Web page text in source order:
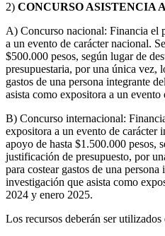
2) CONCURSO ASISTENCIA
A) Concurso nacional: Financia el
a un evento de carácter nacional.
$500.000 pesos, según lugar de
presupuestaria, por una única vez,
gastos de una persona integrante
asista como expositora a un
B) Concurso internacional:
expositora a un evento de carácter
apoyo de hasta $1.500.000 pesos,
justificación de presupuesto, por
para costear gastos de una
investigación que asista como
2024 y enero 2025.
Los recursos deberán ser utilizados